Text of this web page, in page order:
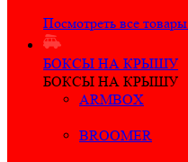
Посмотреть все товары
БОКСЫ НА КРЫШУ
БОКСЫ НА КРЫШУ
ARMBOX
BROOMER